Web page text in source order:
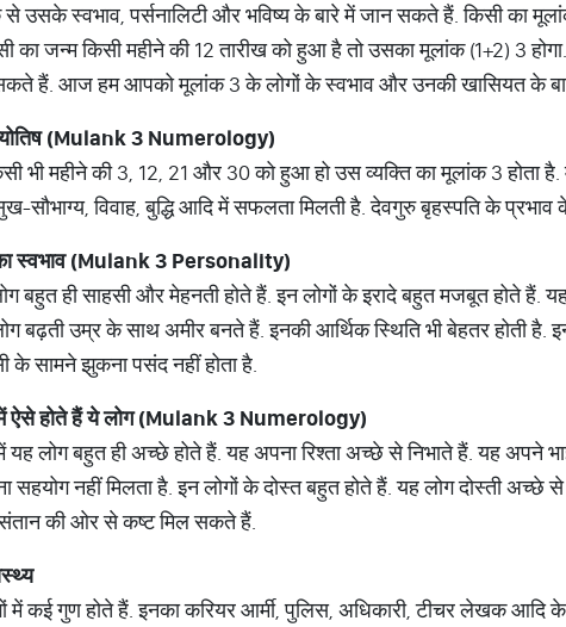
उसके स्वभाव, पर्सनालिटी और भविष्य के बारे में जान सकते हैं. किसी का
का जन्म किसी महीने की 12 तारीख को हुआ है तो उसका मूलांक (1+2) 3
हैं. आज हम आपको मूलांक 3 के लोगों के स्वभाव और उनकी खासियत के
(Mulank 3 Numerology)
भी महीने की 3, 12, 21 और 30 को हुआ हो उस व्यक्ति का मूलांक 3 होता
सौभाग्य, विवाह, बुद्धि आदि में सफलता मिलती है. देवगुरु बृहस्पति के प्रभाव
स्वभाव (Mulank 3 Personality)
बहुत ही साहसी और मेहनती होते हैं. इन लोगों के इरादे बहुत मजबूत होते हैं.
बढ़ती उम्र के साथ अमीर बनते हैं. इनकी आर्थिक स्थिति भी बेहतर होती है.
के सामने झुकना पसंद नहीं होता है.
में ऐसे होते हैं ये लोग (Mulank 3 Numerology)
यह लोग बहुत ही अच्छे होते हैं. यह अपना रिश्ता अच्छे से निभाते हैं. यह अपने
सहयोग नहीं मिलता है. इन लोगों के दोस्त बहुत होते हैं. यह लोग दोस्ती अच्छे
संतान की ओर से कष्ट मिल सकते हैं.
में कई गुण होते हैं. इनका करियर आर्मी, पुलिस, अधिकारी, टीचर लेखक आदि के